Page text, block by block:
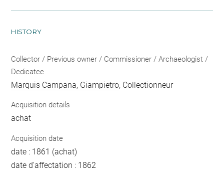
HISTORY
Collector / Previous owner / Commissioner / Archaeologist /
Dedicatee
Marquis Campana, Giampietro, Collectionneur
Acquisition details
achat
Acquisition date
date : 1861 (achat)
date d'affectation : 1862